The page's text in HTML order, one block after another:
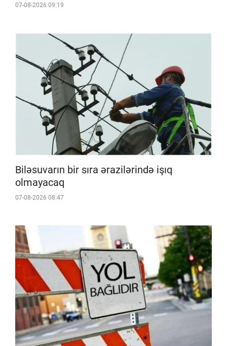
07-08-2026 09:19
Biləsuvarın bir sıra ərazilərində işıq
olmayacaq
07-08-2026 08:47